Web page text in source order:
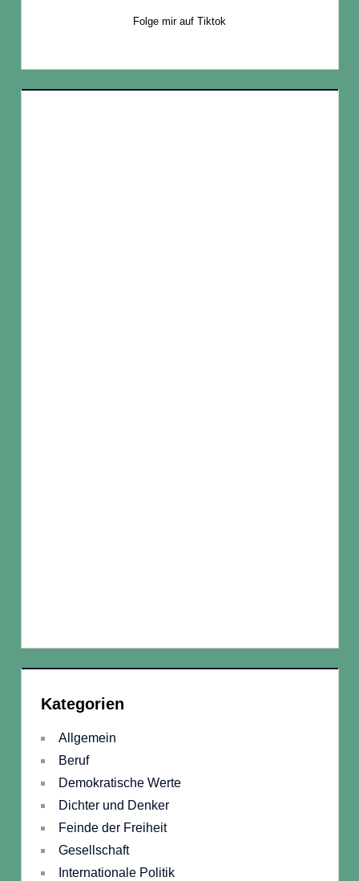
Folge mir auf Tiktok
Kategorien
Allgemein
Beruf
Demokratische Werte
Dichter und Denker
Feinde der Freiheit
Gesellschaft
Internationale Politik